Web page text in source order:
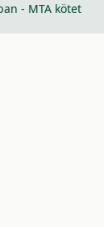
- MTA kötet